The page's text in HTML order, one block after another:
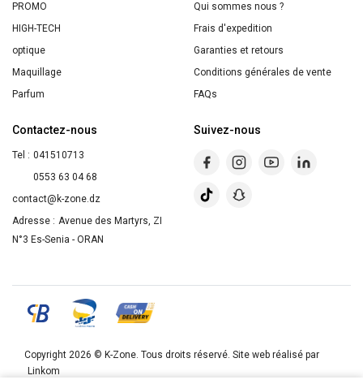
PROMO
HIGH-TECH
optique
Maquillage
Parfum
Qui sommes nous ?
Frais d'expedition
Garanties et retours
Conditions générales de vente
FAQs
Contactez-nous
Tel : 041510713
0553 63 04 68
contact@k-zone.dz
Adresse : Avenue des Martyrs, ZI
N°3 Es-Senia - ORAN
Suivez-nous
Copyright 2026 © K-Zone. Tous droits réservé. Site web réalisé par
Linkom